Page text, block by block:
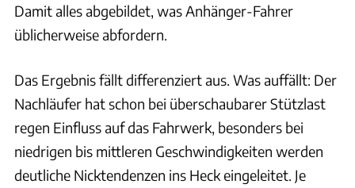
Damit alles abgebildet, was Anhänger-Fahrer
üblicherweise abfordern.
Das Ergebnis fällt differenziert aus. Was auffällt: Der
Nachläufer hat schon bei überschaubarer Stützlast
regen Einfluss auf das Fahrwerk, besonders bei
niedrigen bis mittleren Geschwindigkeiten werden
deutliche Nicktendenzen ins Heck eingeleitet. Je